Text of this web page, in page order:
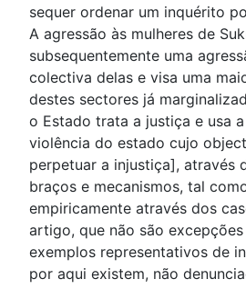
sequer ordenar um inquérito
A agressão às mulheres de
subsequentemente uma
colectiva delas e visa uma
destes sectores já
o Estado trata a justiça e usa
violência do estado cujo
perpetuar a injustiça], através
braços e mecanismos, tal
empiricamente através dos
artigo, que não são excepções
exemplos representativos de
por aqui existem, não